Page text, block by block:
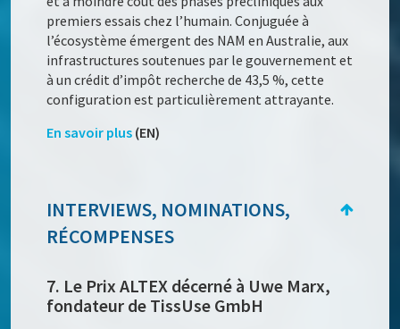
premiers essais chez l’humain. Conjuguée à
l’écosystème émergent des NAM en Australie, aux
infrastructures soutenues par le gouvernement et
à un crédit d’impôt recherche de 43,5 %, cette
configuration est particulièrement attrayante.
En savoir plus (EN)
INTERVIEWS, NOMINATIONS,
RÉCOMPENSES
7. Le Prix ALTEX décerné à Uwe Marx,
fondateur de TissUse GmbH